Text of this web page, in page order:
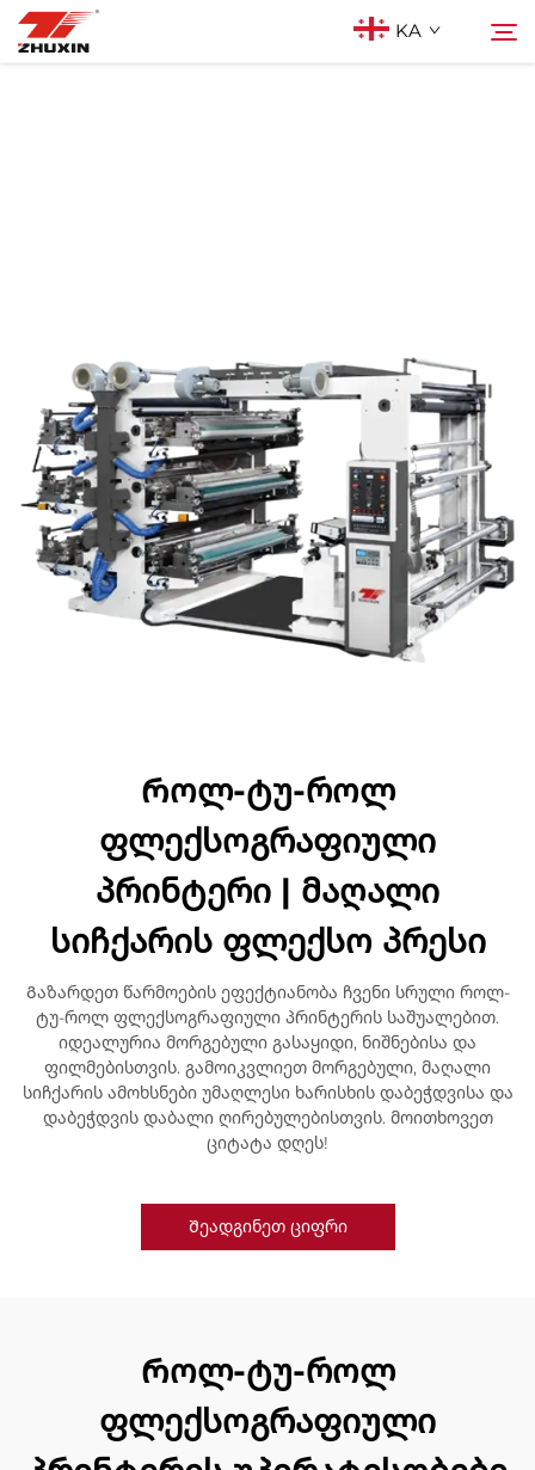
KA
Სიახლეები
Კონტაქტი
Ხშირად დასმული კითხვები
Როლ-ტუ-როლ
ფლექსოგრაფიული
პრინტერი | მაღალი
სიჩქარის ფლექსო პრესი
Გაზარდეთ წარმოების ეფექტიანობა ჩვენი სრული როლ-
ტუ-როლ ფლექსოგრაფიული პრინტერის საშუალებით.
იდეალურია მორგებული გასაყიდი, ნიშნებისა და
ფილმებისთვის. გამოიკვლიეთ მორგებული, მაღალი
სიჩქარის ამოხსნები უმაღლესი ხარისხის დაბეჭდვისა და
დაბეჭდვის დაბალი ღირებულებისთვის. მოითხოვეთ
ციტატა დღეს!
Შეადგინეთ ციფრი
Როლ-ტუ-როლ
ფლექსოგრაფიული